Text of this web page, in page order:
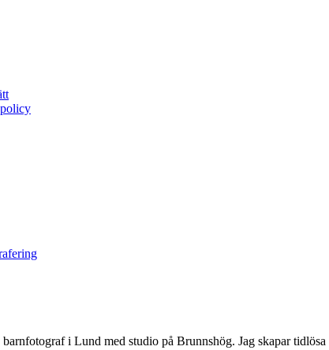
i Lund med studio på Brunnshög. Jag skapar